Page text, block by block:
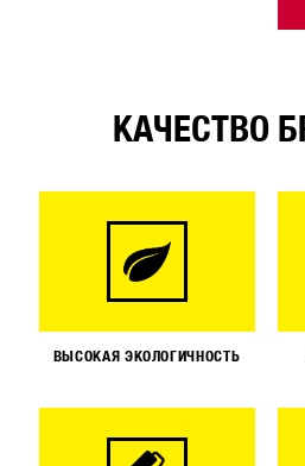
КАЧЕСТВО
ВЫСОКАЯ ЭКОЛОГИЧНОСТЬ